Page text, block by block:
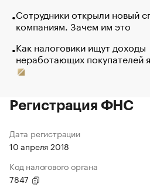
Сотрудники открыли новый
компаниям. Зачем им это
Как налоговики ищут доходы
неработающих покупателей
Регистрация ФНС
Дата регистрации
10 апреля 2018
Код налогового органа
7847